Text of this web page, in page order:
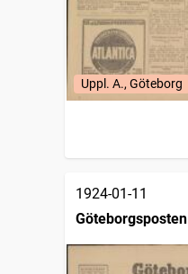
Uppl. A., Göteborg
1924-01-11
Göteborgsposten